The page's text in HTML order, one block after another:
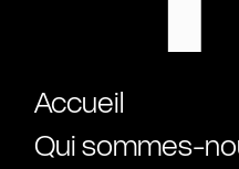
Accueil
Qui sommes-